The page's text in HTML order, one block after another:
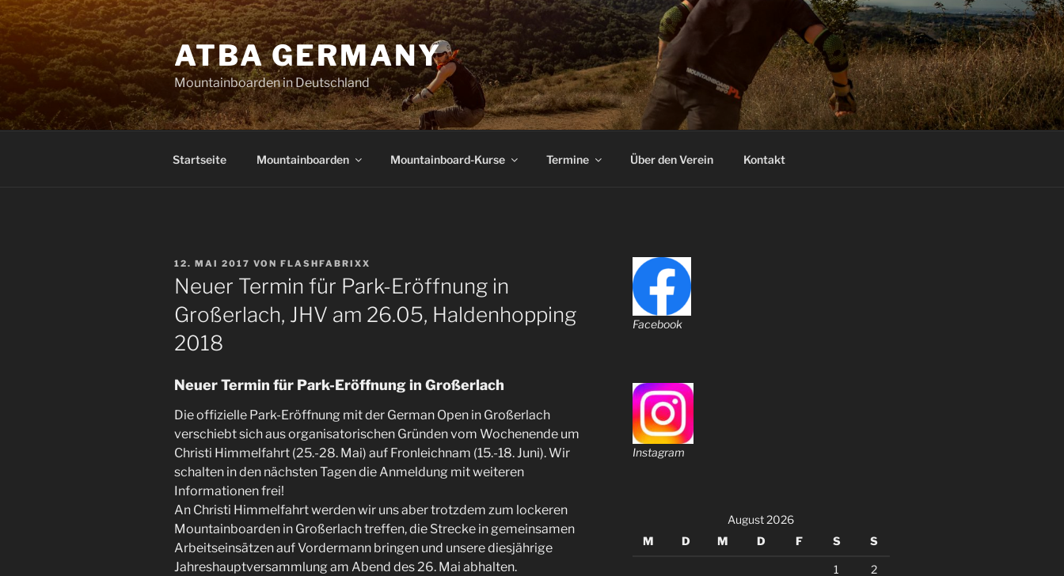
Zum
Inhalt
springen
ATBA GERMANY
Mountainboarden in Deutschland
Startseite Mountainboarden Mountainboard-Kurse Termine Über den Verein Kontakt
VERÖFFENTLICHT
AM
12. MAI 2017 VON FLASHFABRIXX
Neuer Termin für Park-Eröffnung in
Großerlach, JHV am 26.05, Haldenhopping
2018
Neuer Termin für Park-Eröffnung in Großerlach
Die offizielle Park-Eröffnung mit der German Open in Großerlach
verschiebt sich aus organisatorischen Gründen vom Wochenende um
Christi Himmelfahrt (25.-28. Mai) auf Fronleichnam (15.-18. Juni). Wir
schalten in den nächsten Tagen die Anmeldung mit weiteren
Informationen frei!
An Christi Himmelfahrt werden wir uns aber trotzdem zum lockeren
Mountainboarden in Großerlach treffen, die Strecke in gemeinsamen
Arbeitseinsätzen auf Vordermann bringen und unsere diesjährige
Jahreshauptversammlung am Abend des 26. Mai abhalten.
Facebook
Instagram
August 2026
M
D M D F S S
1
2